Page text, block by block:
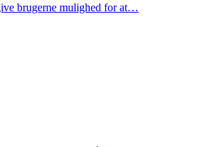
brugerne mulighed for at…